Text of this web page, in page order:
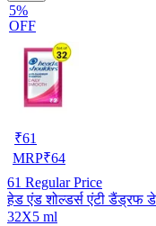
5%
OFF
₹61
MRP₹64
61 Regular Price
हेड एंड शोल्डर्स एंटी
32X5 ml